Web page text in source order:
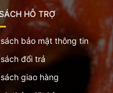
HỖ TRỢ
bảo mật thông tin
đổi trả
giao hàng